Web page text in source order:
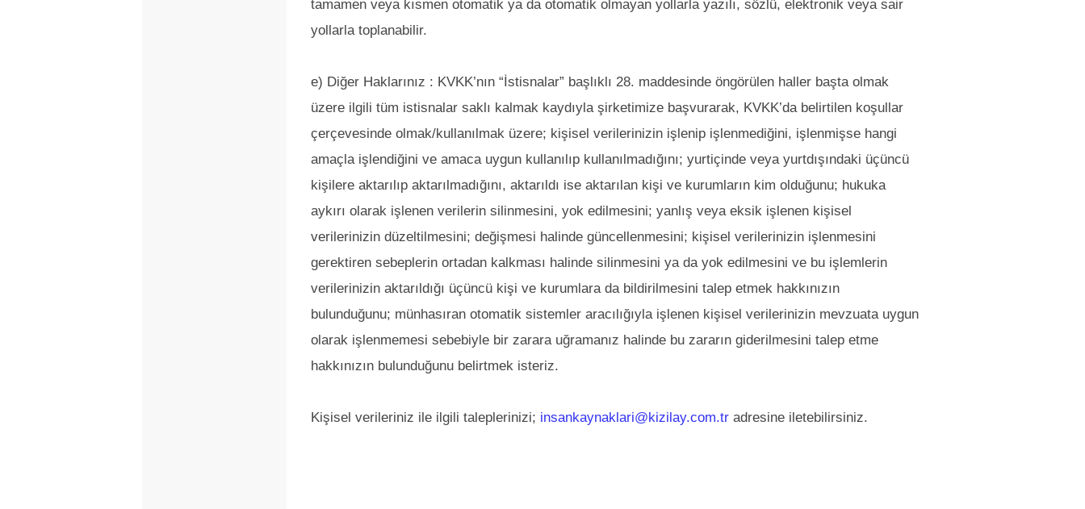
tamamen veya kısmen otomatik ya da otomatik olmayan yollarla yazılı, sözlü, elektronik veya sair
yollarla toplanabilir.
e) Diğer Haklarınız : KVKK’nın “İstisnalar” başlıklı 28. maddesinde öngörülen haller başta olmak
üzere ilgili tüm istisnalar saklı kalmak kaydıyla şirketimize başvurarak, KVKK’da belirtilen koşullar
çerçevesinde olmak/kullanılmak üzere; kişisel verilerinizin işlenip işlenmediğini, işlenmişse hangi
amaçla işlendiğini ve amaca uygun kullanılıp kullanılmadığını; yurtiçinde veya yurtdışındaki üçüncü
kişilere aktarılıp aktarılmadığını, aktarıldı ise aktarılan kişi ve kurumların kim olduğunu; hukuka
aykırı olarak işlenen verilerin silinmesini, yok edilmesini; yanlış veya eksik işlenen kişisel
verilerinizin düzeltilmesini; değişmesi halinde güncellenmesini; kişisel verilerinizin işlenmesini
gerektiren sebeplerin ortadan kalkması halinde silinmesini ya da yok edilmesini ve bu işlemlerin
verilerinizin aktarıldığı üçüncü kişi ve kurumlara da bildirilmesini talep etmek hakkınızın
bulunduğunu; münhasıran otomatik sistemler aracılığıyla işlenen kişisel verilerinizin mevzuata uygun
olarak işlenmemesi sebebiyle bir zarara uğramanız halinde bu zararın giderilmesini talep etme
hakkınızın bulunduğunu belirtmek isteriz.
Kişisel verileriniz ile ilgili taleplerinizi; insankaynaklari@kizilay.com.tradresine iletebilirsiniz.